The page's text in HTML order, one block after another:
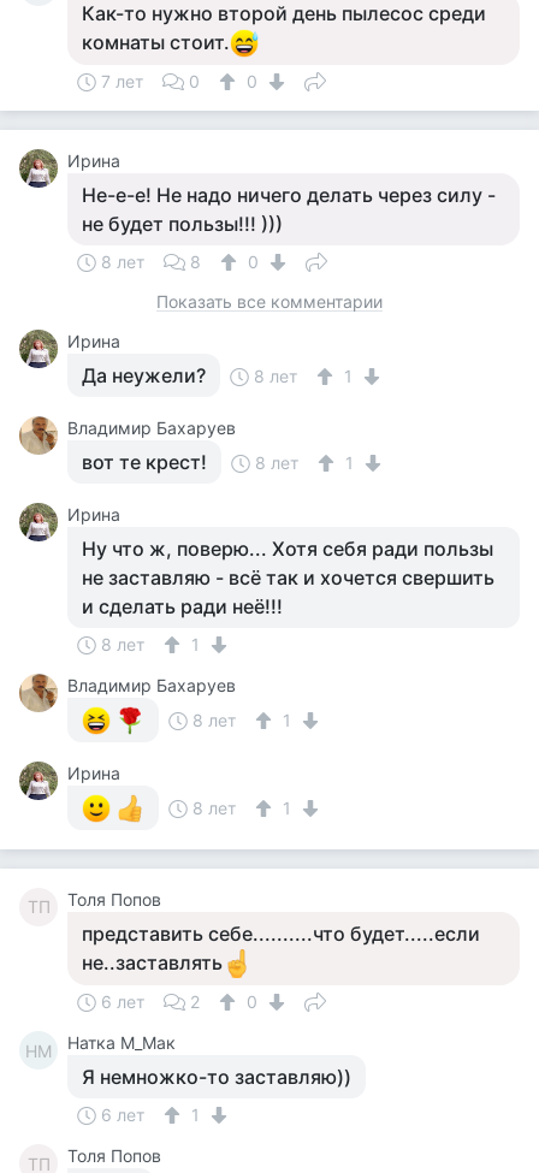
Как-то нужно второй день пылесос среди
комнаты стоит.
7 лет 0 0
Ирина
Не-е-е! Не надо ничего делать через силу -
не будет пользы!!! )))
8 лет 8
0
Показать все комментарии
Ирина
Да неужели? 8 лет 1
Владимир Бахаруев
вот те крест! 8 лет 1
Ирина
Ну что ж, поверю... Хотя себя ради пользы
не заставляю - всё так и хочется свершить
и сделать ради неё!!!
8 лет
1
Владимир Бахаруев
8 лет
1
Ирина
8 лет
1
ТП Толя Попов
представить себе..........что будет.....если
не..заставлять
6 лет 2 0
НМ Натка М_Мак
Я немножко-то заставляю))
6 лет 1
ТП Толя Попов